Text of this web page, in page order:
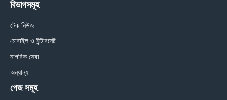
বিভাগসমূহ
টেক নিউজ
মোবাইল ও ইন্টারনেট
নাগরিক সেবা
অন্যান্য
পেজ সমূহ